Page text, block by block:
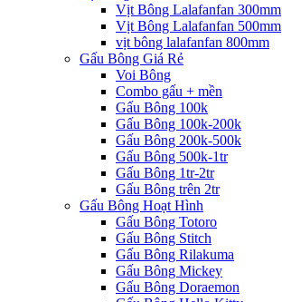
Vịt Bông Lalafanfan 300mm
Vịt Bông Lalafanfan 500mm
vịt bông lalafanfan 800mm
Gấu Bông Giá Rẻ
Voi Bông
Combo gấu + mền
Gấu Bông 100k
Gấu Bông 100k-200k
Gấu Bông 200k-500k
Gấu Bông 500k-1tr
Gấu Bông 1tr-2tr
Gấu Bông trên 2tr
Gấu Bông Hoạt Hình
Gấu Bông Totoro
Gấu Bông Stitch
Gấu Bông Rilakuma
Gấu Bông Mickey
Gấu Bông Doraemon